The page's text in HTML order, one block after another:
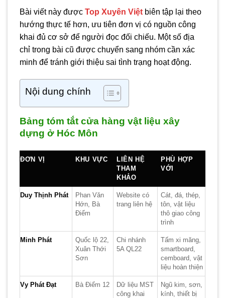
Bài viết này được Top Xuyên Việt biên tập lại theo
hướng thực tế hơn, ưu tiên đơn vị có nguồn công
khai đủ cơ sở để người đọc đối chiếu. Một số địa
chỉ trong bài cũ được chuyển sang nhóm cần xác
minh để tránh giới thiệu sai tình trạng hoạt động.
Nội dung chính
Bảng tóm tắt cửa hàng vật liệu xây
dựng ở Hóc Môn
ĐƠN VỊ KHU VỰC
LIÊN HỆ
THAM
KHẢO
PHÙ HỢP
VỚI
Duy Thịnh Phát
Phan Văn
Hớn, Bà
Điểm
Website có
trang liên hệ
Cát, đá, thép,
tôn, vật liệu
thô giao công
trình
Minh Phát
Quốc lộ 22,
Xuân Thới
Sơn
Chi nhánh
5A QL22
Tấm xi măng,
smartboard,
cemboard, vật
liệu hoàn thiện
Vy Phát Đạt Bà Điểm 12
Dữ liệu MST
công khai
Ngũ kim, sơn,
kính, thiết bị